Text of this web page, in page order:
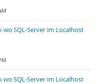
SQL-Server im Localhost
SQL-Server im Localhost